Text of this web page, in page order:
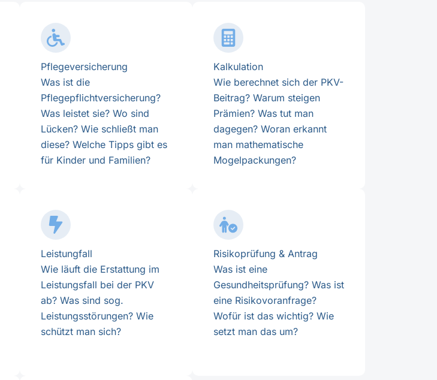
Pflegeversicherung
Was ist die
Pflegepflichtversicherung?
Was leistet sie? Wo sind
Lücken? Wie schließt man
diese? Welche Tipps gibt es
für Kinder und Familien?
Kalkulation
Wie berechnet sich der PKV-
Beitrag? Warum steigen
Prämien? Was tut man
dagegen? Woran erkannt
man mathematische
Mogelpackungen?
Leistungfall
Wie läuft die Erstattung im
Leistungsfall bei der PKV
ab? Was sind sog.
Leistungsstörungen? Wie
schützt man sich?
Risikoprüfung & Antrag
Was ist eine
Gesundheitsprüfung? Was ist
eine Risikovoranfrage?
Wofür ist das wichtig? Wie
setzt man das um?